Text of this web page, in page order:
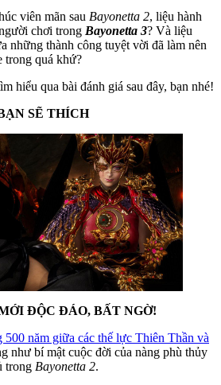
viên mãn sau Bayonetta 2, liệu hành
chơi trong Bayonetta 3? Và liệu
những thành công tuyệt vời đã làm nên
trong quá khứ?
hiểu qua bài đánh giá sau đây, bạn nhé!
SẼ THÍCH
ĐỘC ĐÁO, BẤT NGỜ!
500 năm giữa các thế lực Thiên Thần và
như bí mật cuộc đời của nàng phù thủy
trong Bayonetta 2.